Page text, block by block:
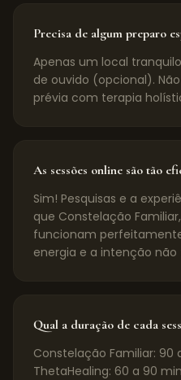
Precisa de algum preparo
Apenas um local
de ouvido (opcional).
prévia com terapia
As sessões online são tão
Sim! Pesquisas e a
que Constelação
funcionam
energia e a intenção
Qual a duração de cada
Constelação Familiar: 90
ThetaHealing: 60 a 90